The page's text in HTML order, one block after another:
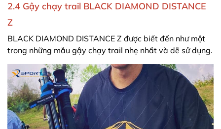
2.4 Gậy chạy trail BLACK DIAMOND DISTANCE
Z
BLACK DIAMOND DISTANCE Z được biết đến như một
trong những mẫu gậy chạy trail nhẹ nhất và dễ sử dụng.